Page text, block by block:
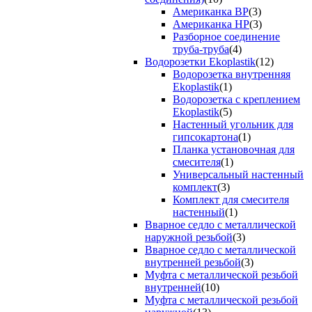
Американка ВР(3)
Американка НР(3)
Разборное соединение
труба-труба(4)
Водорозетки Ekoplastik(12)
Водорозетка внутренняя
Ekoplastik(1)
Водорозетка с креплением
Ekoplastik(5)
Настенный угольник для
гипсокартона(1)
Планка установочная для
смесителя(1)
Универсальный настенный
комплект(3)
Комплект для смесителя
настенный(1)
Вварное седло с металлической
наружной резьбой(3)
Вварное седло с металлической
внутренней резьбой(3)
Муфта с металлической резьбой
внутренней(10)
Муфта с металлической резьбой